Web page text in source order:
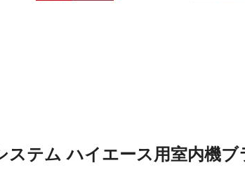
ステム ハイエース用室内機ブ